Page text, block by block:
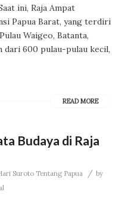
ini, Raja Ampat
Papua Barat, yang terdiri
Waigeo, Batanta,
dari 600 pulau-pulau kecil,
READ MORE
Budaya di Raja
Suroto Tentang Papua / by